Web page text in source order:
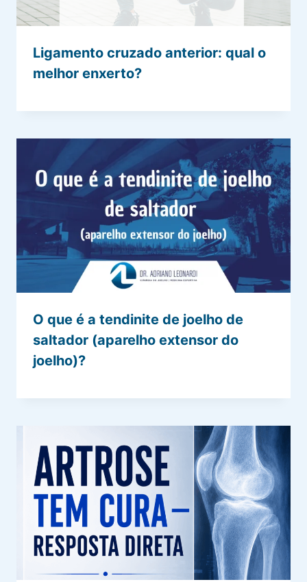
Ligamento cruzado anterior: qual o
melhor enxerto?
O que é a tendinite de joelho de
saltador (aparelho extensor do
joelho)?